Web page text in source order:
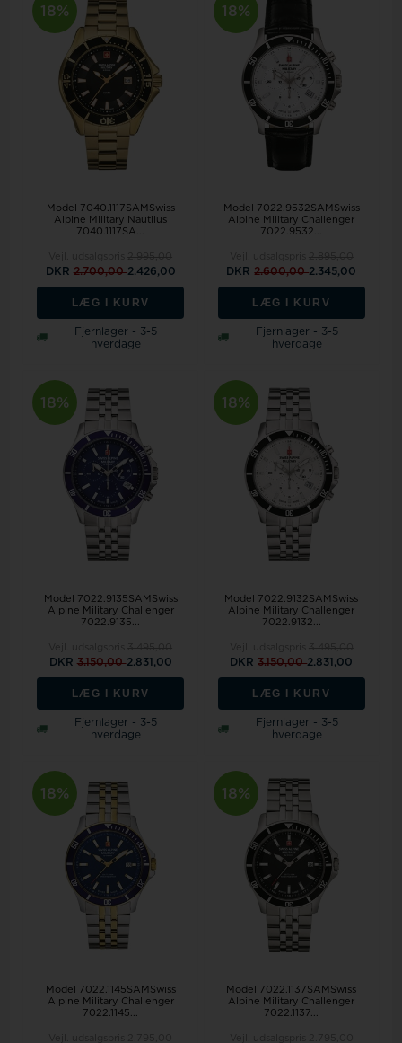
18%
Model 7040.1117SAMSwiss
Alpine Military Nautilus
7040.1117SA...
DKR 2.700,002.426,00
LÆG I KURV
Fjernlager - 3-5
hverdage
18%
Model 7022.9532SAMSwiss
Alpine Military Challenger
7022.9532...
DKR2.600,002.345,00
LÆG I KURV
Fjernlager - 3-5
hverdage
18%
Model 7022.9135SAMSwiss
Alpine Military Challenger
7022.9135...
DKR 3.150,002.831,00
LÆG I KURV
Fjernlager - 3-5
hverdage
18%
Model 7022.9132SAMSwiss
Alpine Military Challenger
7022.9132...
DKR3.150,002.831,00
LÆG I KURV
Fjernlager - 3-5
hverdage
18%
Model 7022.1145SAMSwiss
Alpine Military Challenger
7022.1145...
18%
Model 7022.1137SAMSwiss
Alpine Military Challenger
7022.1137...